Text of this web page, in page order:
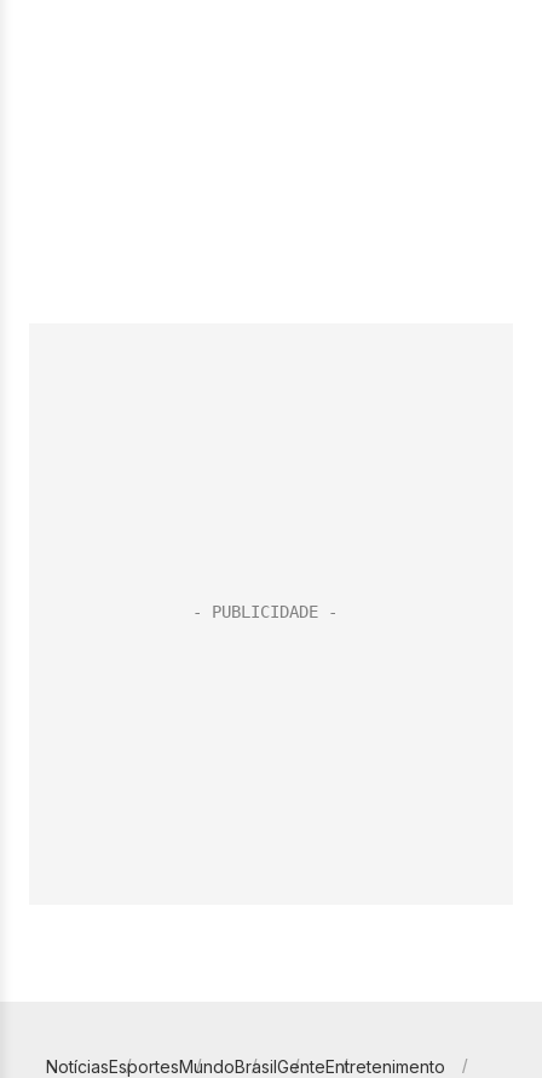
NotíciasEsportesMundoBrasilGenteEntretenimento